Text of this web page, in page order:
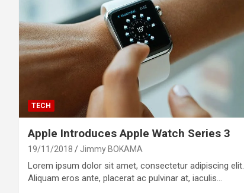
TECH
Apple Introduces Apple Watch Series 3
19/11/2018 Jimmy BOKAMA
Lorem ipsum dolor sit amet, consectetur adipiscing elit.
Aliquam eros ante, placerat ac pulvinar at, iaculis…